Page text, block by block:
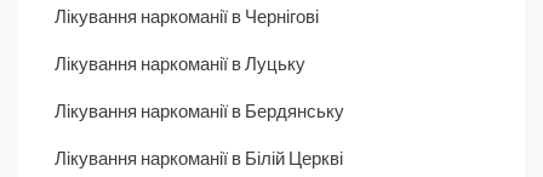
Лікування наркоманії в Чернігові
Лікування наркоманії в Луцьку
Лікування наркоманії в Бердянську
Лікування наркоманії в Білій Церкві